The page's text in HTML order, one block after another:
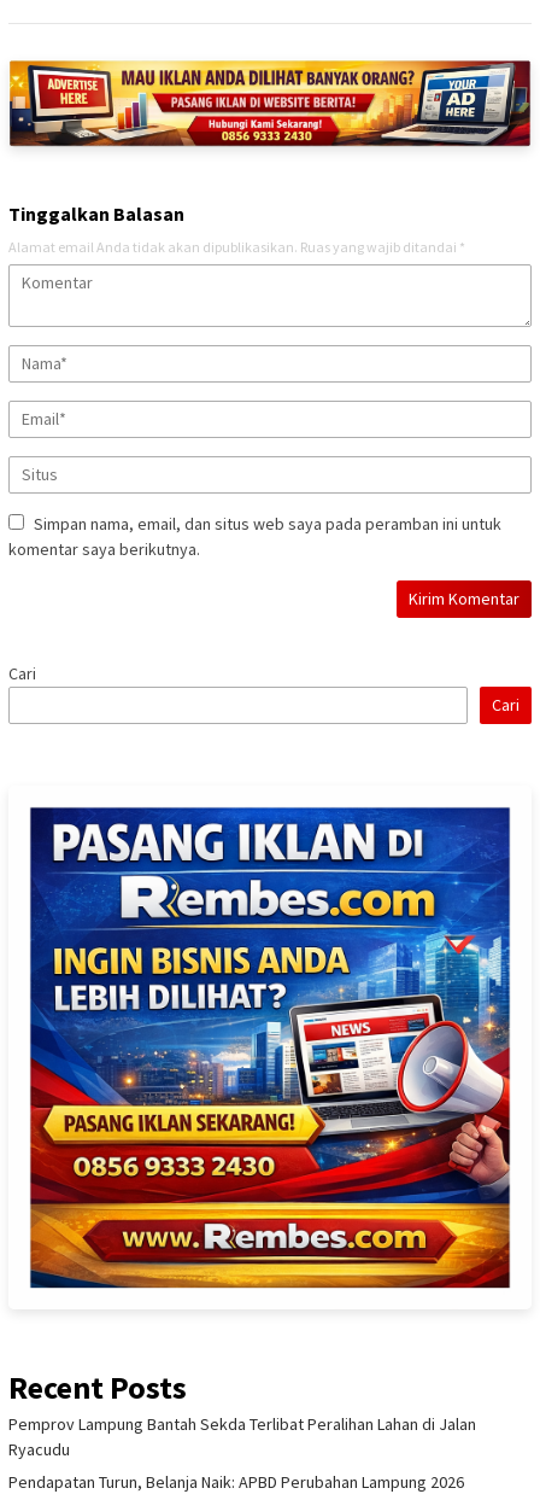
Tinggalkan Balasan
Alamat email Anda tidak akan dipublikasikan. Ruas yang wajib ditandai *
Simpan nama, email, dan situs web saya pada peramban ini untuk
komentar saya berikutnya.
Cari
Cari
Recent Posts
Pemprov Lampung Bantah Sekda Terlibat Peralihan Lahan di Jalan
Ryacudu
Pendapatan Turun, Belanja Naik: APBD Perubahan Lampung 2026